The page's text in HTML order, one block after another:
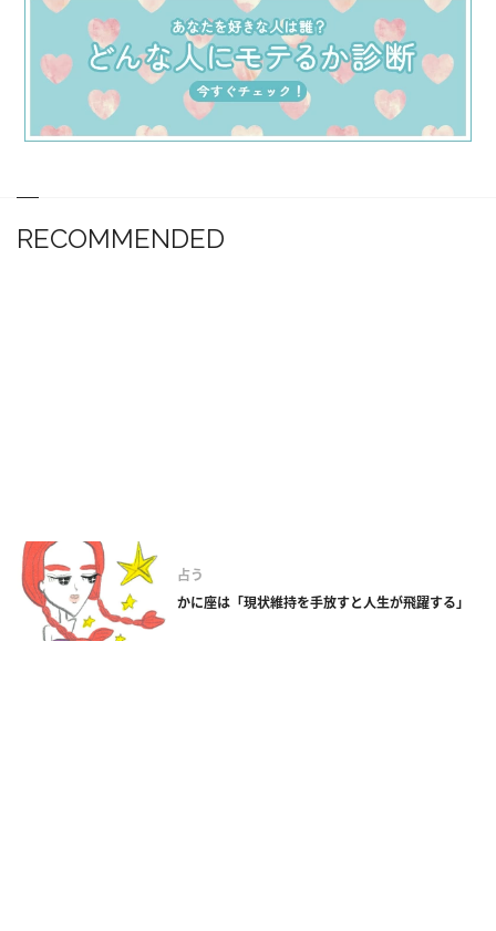
RECOMMENDED
占う
かに座は「現状維持を手放すと人生が飛躍する」